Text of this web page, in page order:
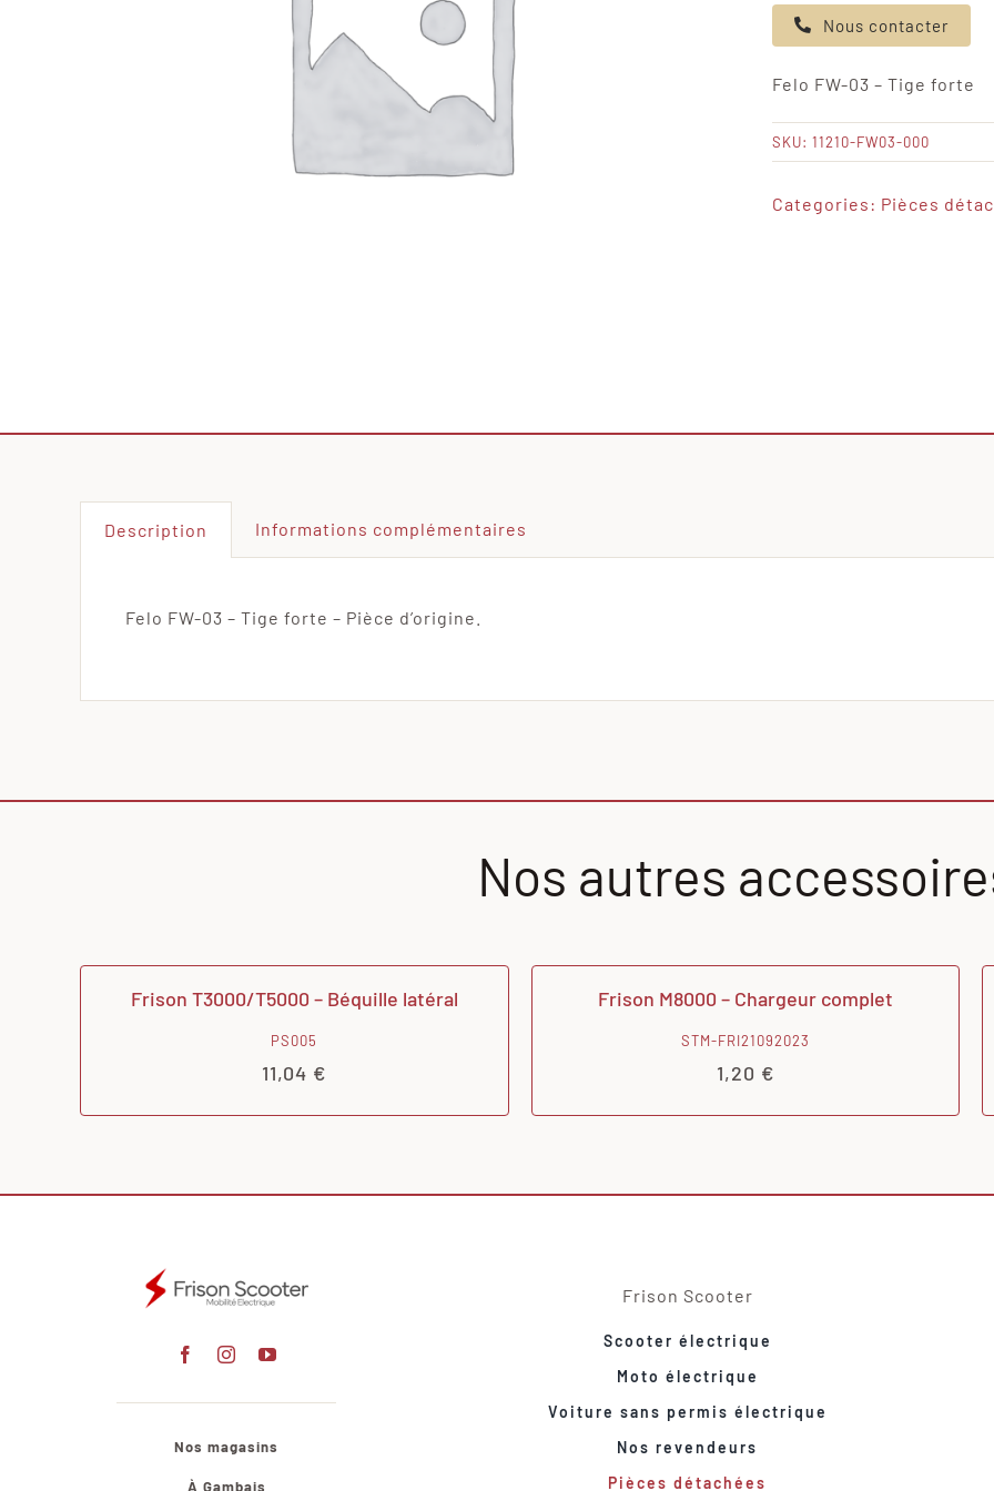
Felo
03
-
Tige
Nous contacter
Felo FW-03 – Tige forte
SKU: 11210-FW03-000
Categories: Pièces
Description Informations complémentaires
Felo FW-03 – Tige forte – Pièce d’origine.
Nos autres
Frison T3000/T5000 – Béquille latéral
PS005
11,04 €
Frison M8000 – Chargeur complet
STM-FRI21092023
1,20 €
Nos magasins
À Gambais
Frison Scooter
Scooter électrique
Moto électrique
Voiture sans permis électrique
Nos revendeurs
Pièces détachées